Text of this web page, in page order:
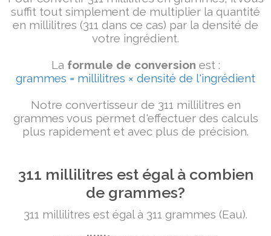
suffit tout simplement de multiplier la quantité
en millilitres (311 dans ce cas) par la densité de
votre ingrédient.
La formule de conversion est :
grammes = millilitres × densité de l'ingrédient
Notre convertisseur de 311 millilitres en
grammes vous permet d'effectuer des calculs
plus rapidement et avec plus de précision.
311 millilitres est égal à combien
de grammes?
311 millilitres est égal à 311 grammes (Eau).